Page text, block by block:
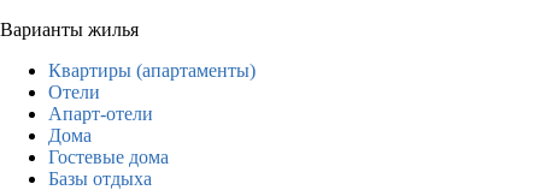
Варианты жилья
Квартиры (апартаменты)
Отели
Апарт-отели
Дома
Гостевые дома
Базы отдыха